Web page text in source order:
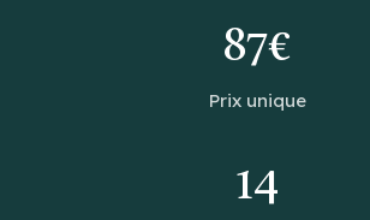
87€
Prix unique
14